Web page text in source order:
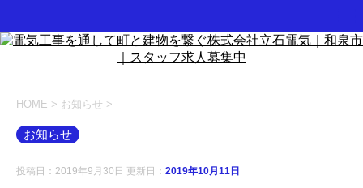
HOME > お知らせ >
お知らせ
投稿日：2019年9月30日 更新日： 2019年10月11日